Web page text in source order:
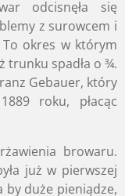
odcisnęła się
z surowcem i
okres w którym
trunku spadła o ¾.
Gebauer, który
roku, płacąc
browaru.
już w pierwszej
by duże pieniądze,